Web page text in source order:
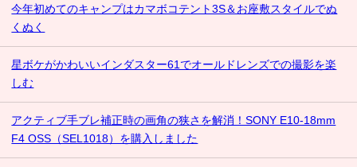
今年初めてのキャンプはカマボコテント3S＆お座敷スタイルでぬ
くぬく
星ボケがかわいいインダスター61でオールドレンズでの撮影を楽
しむ
アクティブ手ブレ補正時の画角の狭さを解消！SONY E10-18mm
F4 OSS（SEL1018）を購入しました